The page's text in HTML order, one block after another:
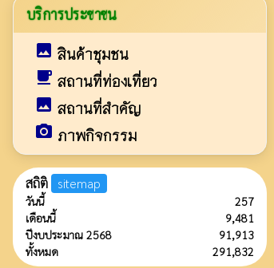
บริการประชาชน
image สินค้าชุมชน
local_cafe สถานที่ท่องเที่ยว
image สถานที่สำคัญ
camera_alt ภาพกิจกรรม
สถิติ sitemap
วันนี้
257
เดือนนี้
9,481
ปีงบประมาณ 2568
91,913
ทั้งหมด
291,832